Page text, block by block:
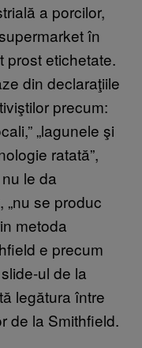
a porcilor,
în
prost etichetate.
din declaraţiile
precum:
„lagunele şi
ratată”,
le da
„nu se produc
metoda
e precum
ul de la
legătura între
de la Smithfield.